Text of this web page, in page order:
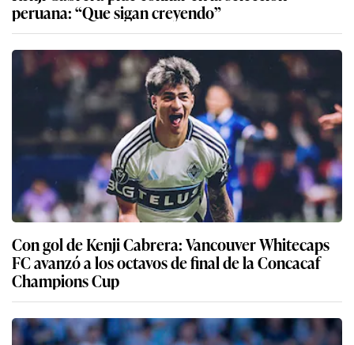
peruana: “Que sigan creyendo”
Con gol de Kenji Cabrera: Vancouver Whitecaps
FC avanzó a los octavos de final de la Concacaf
Champions Cup